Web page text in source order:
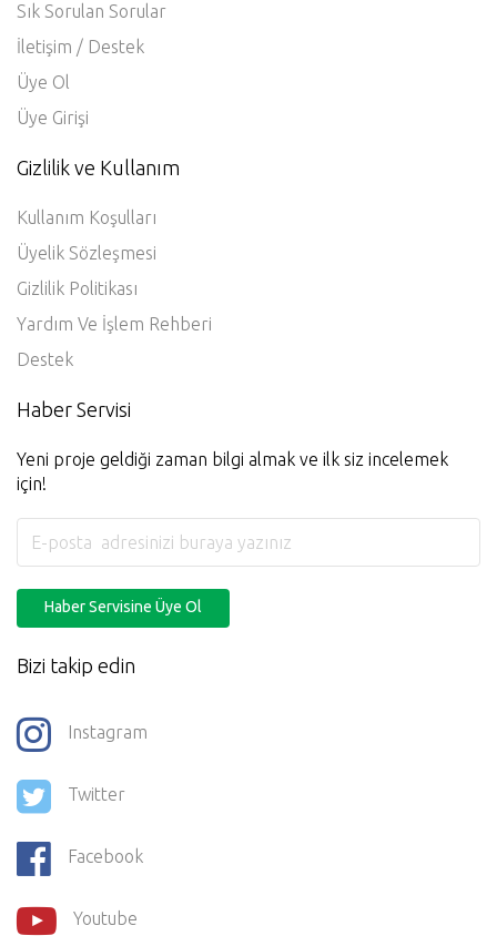
Sık Sorulan Sorular
İletişim / Destek
Üye Ol
Üye Girişi
Gizlilik ve Kullanım
Kullanım Koşulları
Üyelik Sözleşmesi
Gizlilik Politikası
Yardım Ve İşlem Rehberi
Destek
Haber Servisi
Yeni proje geldiği zaman bilgi almak ve ilk siz incelemek
için!
Haber Servisine Üye Ol
Bizi takip edin
Instagram
Twitter
Facebook
Youtube